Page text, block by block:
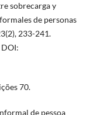
sobrecarga y
de personas
233-241.
70.
de pessoa